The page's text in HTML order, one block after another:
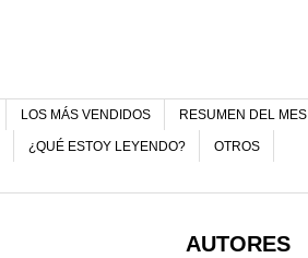
LOS MÁS VENDIDOS RESUMEN DEL MES
¿QUÉ ESTOY LEYENDO? OTROS
AUTORES